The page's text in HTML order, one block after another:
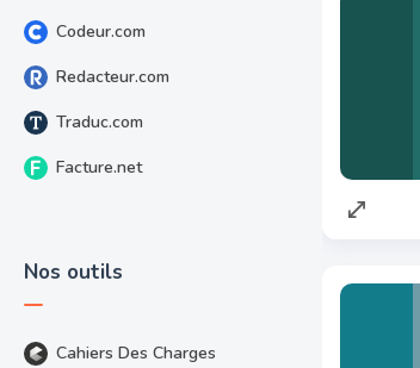
Codeur.com
Redacteur.com
Traduc.com
Facture.net
Nos outils
Cahiers Des Charges